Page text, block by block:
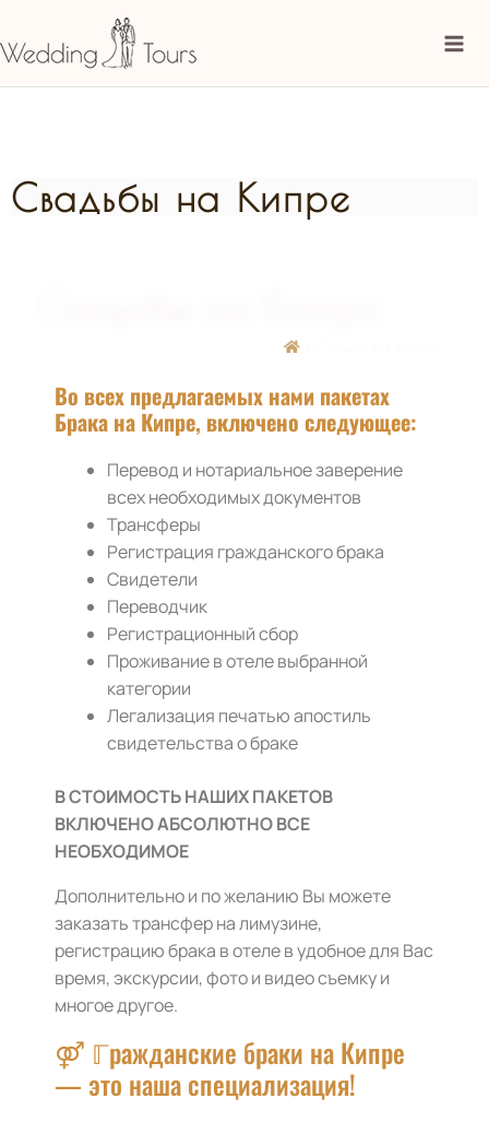
к
содержимому
Свадьбы на Кипре
Во всех предлагаемых нами пакетах
Брака на Кипре, включено следующее:
Перевод и нотариальное заверение
всех необходимых документов
Трансферы
Регистрация гражданского брака
Свидетели
Переводчик
Регистрационный сбор
Проживание в отеле выбранной
категории
Легализация печатью апостиль
свидетельства о браке
В СТОИМОСТЬ НАШИХ ПАКЕТОВ
ВКЛЮЧЕНО АБСОЛЮТНО ВСЕ
НЕОБХОДИМОЕ
Дополнительно и по желанию Вы можете
заказать трансфер на лимузине,
регистрацию брака в отеле в удобное для Вас
время, экскурсии, фото и видео съемку и
многое другое.
⚤ ℾражданские браки на Кипре
— это наша специализация!